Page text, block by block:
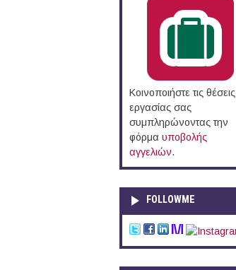
Κοινοποιήστε τις θέσεις
εργασίας σας
συμπληρώνοντας την
φόρμα υποβολής
αγγελιών.
FOLLOWME